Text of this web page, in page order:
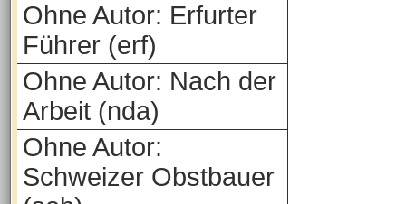
Ohne Autor: Erfurter
Führer (erf)
Ohne Autor: Nach der
Arbeit (nda)
Ohne Autor:
Schweizer Obstbauer